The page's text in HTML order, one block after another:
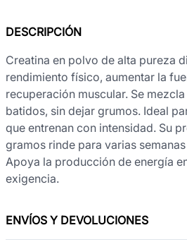
DESCRIPCIÓN
Creatina en polvo de alta pureza
rendimiento físico, aumentar la
recuperación muscular. Se
batidos, sin dejar grumos. Ideal
que entrenan con intensidad. Su
gramos rinde para varias
Apoya la producción de energía
exigencia.
ENVÍOS Y DEVOLUCIONES